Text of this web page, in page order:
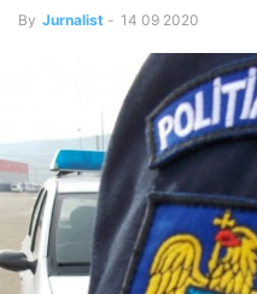
By Jurnalist - 14 09 2020